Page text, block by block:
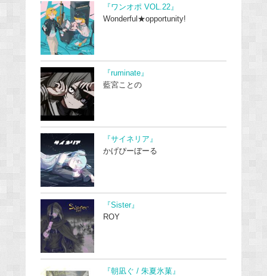
『ワンオポ VOL.22』
Wonderful★opportunity!
『ruminate』
藍宮ことの
『サイネリア』
かげぴーぼーる
『Sister』
ROY
『朝凪ぐ / 朱夏氷菓』